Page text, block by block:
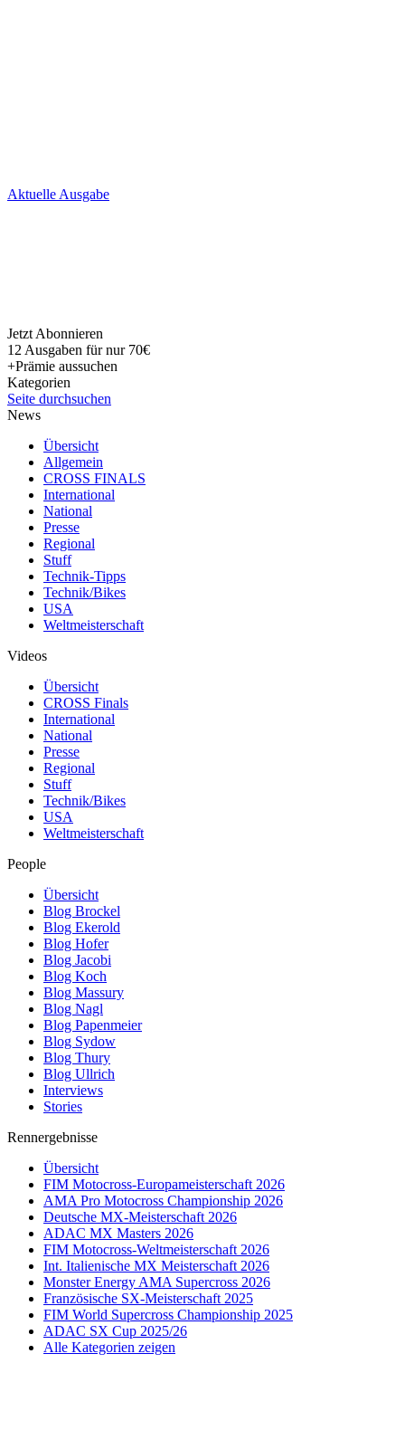
Skip
Aktuelle Ausgabe
Jetzt Abonnieren
12 Ausgaben für nur 70€
+Prämie aussuchen
Kategorien
Seite durchsuchen
News
Übersicht
Allgemein
CROSS FINALS
International
National
Presse
Regional
Stuff
Technik-Tipps
Technik/Bikes
USA
Weltmeisterschaft
Videos
Übersicht
CROSS Finals
International
National
Presse
Regional
Stuff
Technik/Bikes
USA
Weltmeisterschaft
People
Übersicht
Blog Brockel
Blog Ekerold
Blog Hofer
Blog Jacobi
Blog Koch
Blog Massury
Blog Nagl
Blog Papenmeier
Blog Sydow
Blog Thury
Blog Ullrich
Interviews
Stories
Rennergebnisse
Übersicht
FIM Motocross-Europameisterschaft 2026
AMA Pro Motocross Championship 2026
Deutsche MX-Meisterschaft 2026
ADAC MX Masters 2026
FIM Motocross-Weltmeisterschaft 2026
Int. Italienische MX Meisterschaft 2026
Monster Energy AMA Supercross 2026
Französische SX-Meisterschaft 2025
FIM World Supercross Championship 2025
ADAC SX Cup 2025/26
Alle Kategorien zeigen